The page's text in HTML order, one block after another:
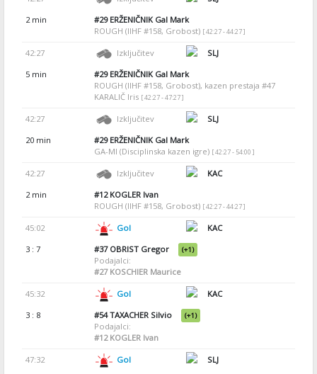
2 min
#29ERŽENIČNIK Gal Mark
ROUGH (IIHF #158, Grobost) [ 42:27 - 44:27 ]
42:27 Izključitev
SLJ
5 min
#29ERŽENIČNIK Gal Mark
ROUGH (IIHF #158, Grobost), kazen prestaja #47
KARALIČ Iris [ 42:27 - 47:27 ]
42:27 Izključitev
SLJ
20 min
#29ERŽENIČNIK Gal Mark
GA-MI (Disciplinska kazen igre) [ 42:27 - 54:00 ]
42:27 Izključitev
KAC
2 min
#12KOGLER Ivan
ROUGH (IIHF #158, Grobost) [ 42:27 - 44:27 ]
45:02 Gol
KAC
3 : 7
#37OBRIST Gregor (+1)
Podajalci:
#27KOSCHIER Maurice
45:32 Gol
KAC
3 : 8
#54TAXACHER Silvio (+1)
Podajalci:
#12KOGLER Ivan
47:32 Gol
SLJ